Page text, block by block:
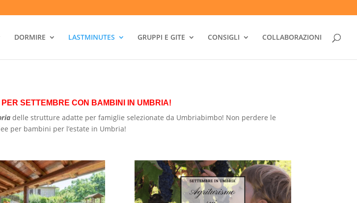
DORMIRE LASTMINUTES GRUPPI E GITE CONSIGLI COLLABORAZIONI
SETTEMBRE CON BAMBINI IN UMBRIA!
delle strutture adatte per famiglie selezionate da Umbriabimbo! Non perdere le
per bambini per l’estate in Umbria!